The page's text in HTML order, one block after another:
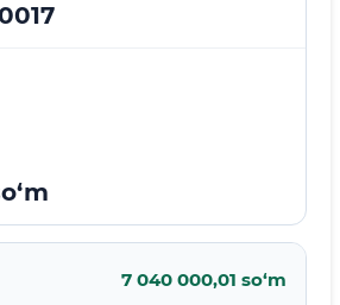
7 040 000,01 so‘m